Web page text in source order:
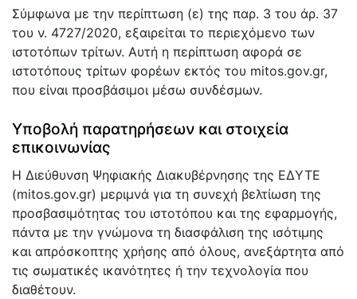
Σύμφωνα με την περίπτωση (ε) της παρ. 3 του άρ. 37
του ν. 4727/2020, εξαιρείται το περιεχόμενο των
ιστοτόπων τρίτων. Αυτή η περίπτωση αφορά σε
ιστοτόπους τρίτων φορέων εκτός του mitos.gov.gr,
που είναι προσβάσιμοι μέσω συνδέσμων.
Υποβολή παρατηρήσεων και στοιχεία
επικοινωνίας
Η Διεύθυνση Ψηφιακής Διακυβέρνησης της ΕΔΥΤΕ
(mitos.gov.gr) μεριμνά για τη συνεχή βελτίωση της
προσβασιμότητας του ιστοτόπου και της εφαρμογής,
πάντα με την γνώμονα τη διασφάλιση της ισότιμης
και απρόσκοπτης χρήσης από όλους, ανεξάρτητα από
τις σωματικές ικανότητες ή την τεχνολογία που
διαθέτουν.